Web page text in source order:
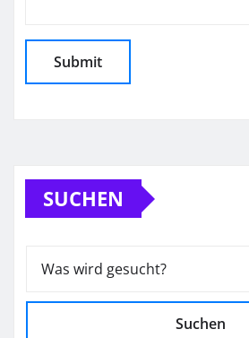
SUCHEN
Suchen